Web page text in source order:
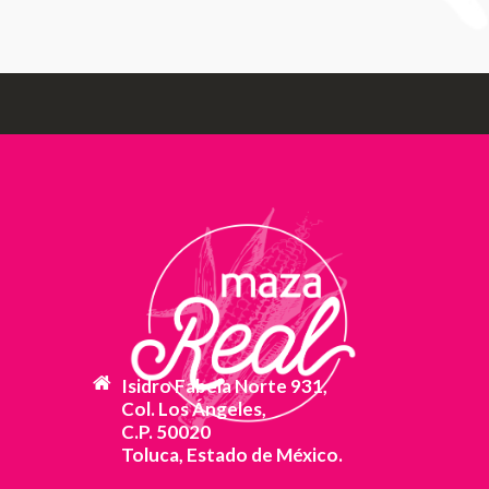
Isidro Fabela Norte 931,
Col. Los Ángeles,
C.P. 50020
Toluca, Estado de México.